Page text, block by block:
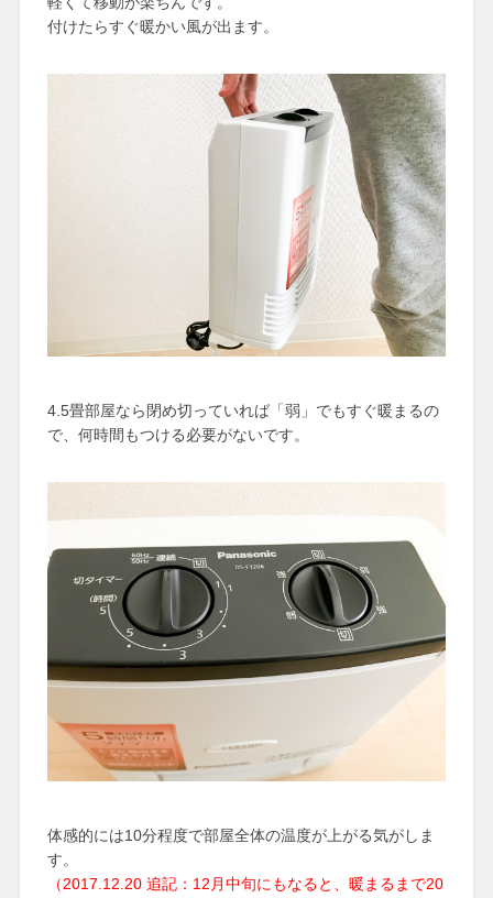
付けたらすぐ暖かい風が出ます。
4.5畳部屋なら閉め切っていれば「弱」でもすぐ暖まるの
で、何時間もつける必要がないです。
体感的には10分程度で部屋全体の温度が上がる気がしま
す。
（2017.12.20 追記：12月中旬にもなると、暖まるまで20